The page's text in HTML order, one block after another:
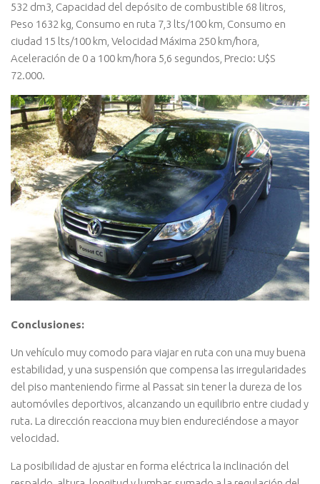
532 dm3, Capacidad del depósito de combustible 68 litros,
Peso 1632 kg, Consumo en ruta 7,3 lts/100 km, Consumo en
ciudad 15 lts/100 km, Velocidad Máxima 250 km/hora,
Aceleración de 0 a 100 km/hora 5,6 segundos, Precio: U$S
72.000.
Conclusiones:
Un vehí­culo muy comodo para viajar en ruta con una muy buena
estabilidad, y una suspensión que compensa las irregularidades
del piso manteniendo firme al Passat sin tener la dureza de los
automóviles deportivos, alcanzando un equilibrio entre ciudad y
ruta. La dirección reacciona muy bien endureciéndose a mayor
velocidad.
La posibilidad de ajustar en forma eléctrica la inclinación del